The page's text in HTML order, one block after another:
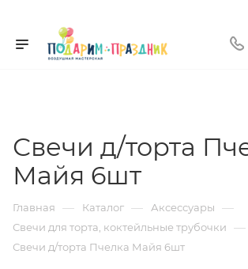
Свечи д/торта
Майя 6шт
Главная — Каталог — Аксессуары —
Свечи для торта, коктейльные трубочки —
Свечи д/торта Пчелка Майя 6шт